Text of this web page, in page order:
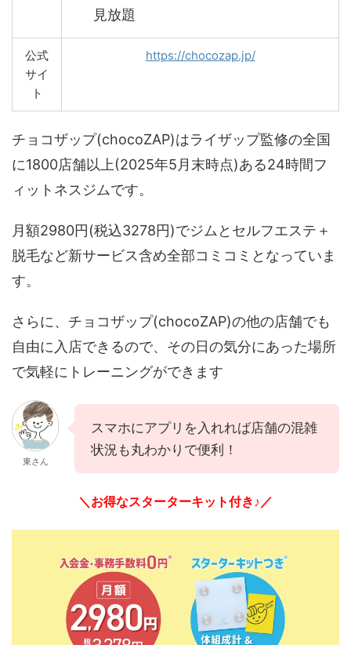
見放題
公式
サイ
ト
https://chocozap.jp/
チョコザップ(chocoZAP)はライザップ監修の全国
に1800店舗以上(2025年5月末時点)ある24時間フ
ィットネスジムです。
月額2980円(税込3278円)でジムとセルフエステ＋
脱毛など新サービス含め全部コミコミとなっていま
す。
さらに、チョコザップ(chocoZAP)の他の店舗でも
自由に入店できるので、その日の気分にあった場所
で気軽にトレーニングができます
東さん
スマホにアプリを入れれば店舗の混雑
状況も丸わかりで便利！
＼お得なスターターキット付き♪／